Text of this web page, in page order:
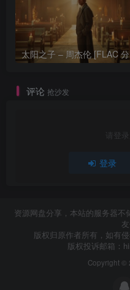
评论 抢沙发
请登
登录
资源网盘分享，本站的服务器
友
版权归原作者所有，如有
版权投诉邮箱：
Copyright ©